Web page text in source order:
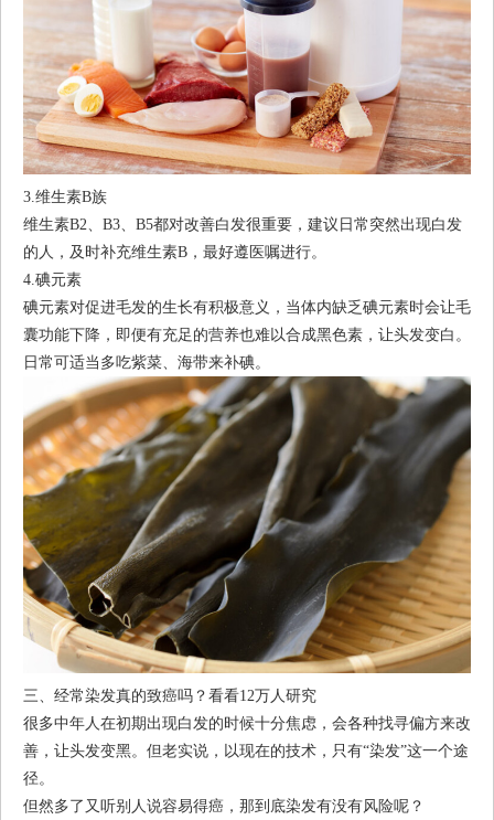
3.维生素B族
维生素B2、B3、B5都对改善白发很重要，建议日常突然出现白发
的人，及时补充维生素B，最好遵医嘱进行。
4.碘元素
碘元素对促进毛发的生长有积极意义，当体内缺乏碘元素时会让毛
囊功能下降，即便有充足的营养也难以合成黑色素，让头发变白。
日常可适当多吃紫菜、海带来补碘。
三、经常染发真的致癌吗？看看12万人研究
很多中年人在初期出现白发的时候十分焦虑，会各种找寻偏方来改
善，让头发变黑。但老实说，以现在的技术，只有“染发”这一个途
径。
但然多了又听别人说容易得癌，那到底染发有没有风险呢？